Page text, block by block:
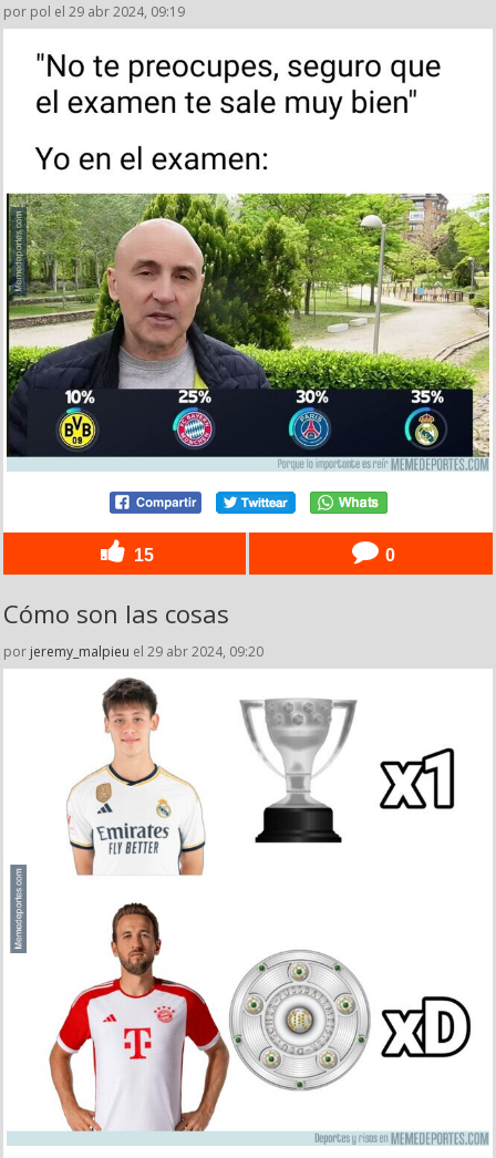
por pol el 29 abr 2024, 09:19
15 0
Cómo son las cosas
por jeremy_malpieu el 29 abr 2024, 09:20